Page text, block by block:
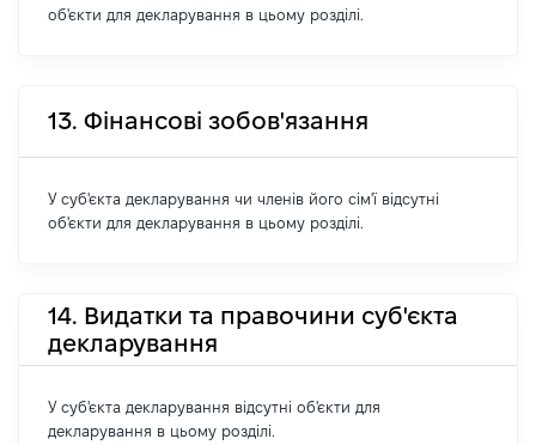
об'єкти для декларування в цьому розділі.
13. Фінансові зобов'язання
У суб'єкта декларування чи членів його сім'ї відсутні
об'єкти для декларування в цьому розділі.
14. Видатки та правочини суб'єкта
декларування
У суб'єкта декларування відсутні об'єкти для
декларування в цьому розділі.